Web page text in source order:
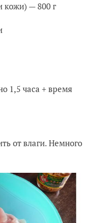
кожи) — 800 г
1,5 часа + время
от влаги. Немного